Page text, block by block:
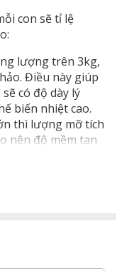
con sẽ tỉ lệ
lượng trên 3kg,
Điều này giúp
có độ dày lý
biến nhiệt cao.
thì lượng mỡ tích
nên độ mềm tan
hơn khó lòng có